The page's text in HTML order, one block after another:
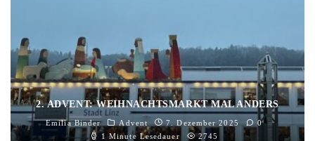
2. ADVENT: WEIHNACHTSMARKT MAL ANDERS
Emilia Binder Advent 7. Dezember 2025
0
1 Minute Lesedauer
2745